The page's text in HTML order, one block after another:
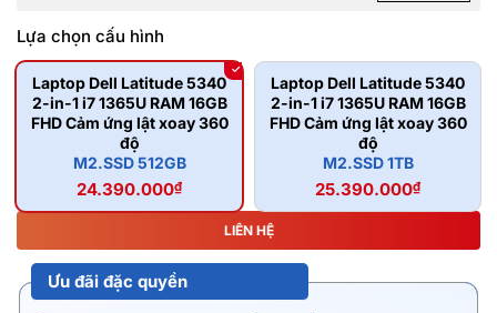
Lựa chọn cấu hình
Laptop Dell Latitude 5340
2-in-1 i7 1365U RAM 16GB
FHD Cảm ứng lật xoay 360
độ
M2.SSD 512GB
24.390.000₫
Laptop Dell Latitude 5340
2-in-1 i7 1365U RAM 16GB
FHD Cảm ứng lật xoay 360
độ
M2.SSD 1TB
25.390.000₫
LIÊN HỆ
Ưu đãi đặc quyền